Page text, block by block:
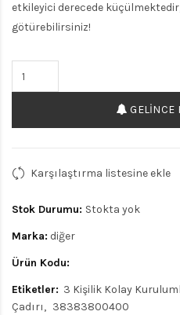
etkileyici derecede
götürebilirsiniz!
GELINCE
Karşılaştırma listesine ekle
Stok Durumu: Stokta yok
Marka: diğer
Ürün Kodu:
Etiketler: 3 Kişilik Kolay
Çadırı
38383800400